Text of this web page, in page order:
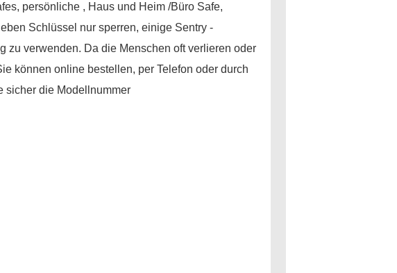
persönliche , Haus und Heim /Büro Safe,
Schlüssel nur sperren, einige Sentry -
zu verwenden. Da die Menschen oft verlieren oder
können online bestellen, per Telefon oder durch
sicher die Modellnummer